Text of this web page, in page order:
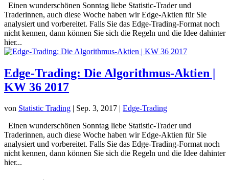
Einen wunderschönen Sonntag liebe Statistic-Trader und
Traderinnen, auch diese Woche haben wir Edge-Aktien für Sie
analysiert und vorbereitet. Falls Sie das Edge-Trading-Format noch
nicht kennen, dann können Sie sich die Regeln und die Idee dahinter
hier...
Edge-Trading: Die Algorithmus-Aktien |
KW 36 2017
von Statistic Trading | Sep. 3, 2017 | Edge-Trading
Einen wunderschönen Sonntag liebe Statistic-Trader und
Traderinnen, auch diese Woche haben wir Edge-Aktien für Sie
analysiert und vorbereitet. Falls Sie das Edge-Trading-Format noch
nicht kennen, dann können Sie sich die Regeln und die Idee dahinter
hier...